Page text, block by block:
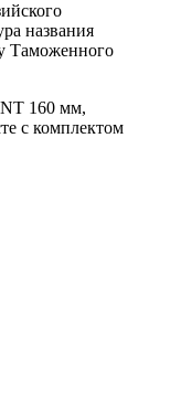
названия
Таможенного
160 мм,
с комплектом